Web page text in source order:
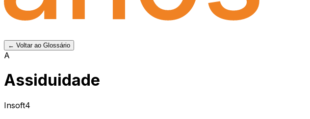
← Voltar ao Glossário
A
Assiduidade
Insoft4